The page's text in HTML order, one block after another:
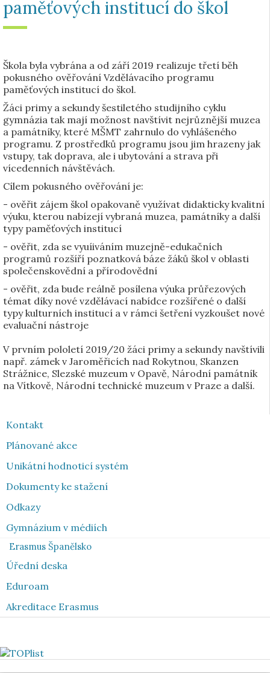
paměťových institucí do škol
Škola byla vybrána a od září 2019 realizuje třetí běh
pokusného ověřování Vzdělávacího programu
paměťových institucí do škol.
Žáci primy a sekundy šestiletého studijního cyklu
gymnázia tak mají možnost navštívit nejrůznější muzea
a památníky, které MŠMT zahrnulo do vyhlášeného
programu. Z prostředků programu jsou jim hrazeny jak
vstupy, tak doprava, ale i ubytování a strava při
vícedenních návštěvách.
Cílem pokusného ověřování je:
- ověřit zájem škol opakovaně využívat didakticky kvalitní
výuku, kterou nabízejí vybraná muzea, památníky a další
typy paměťových institucí
- ověřit, zda se vyuíiváním muzejně-edukačních
programů rozšíří poznatková báze žáků škol v oblasti
společenskovědní a přírodovědní
- ověřit, zda bude reálně posílena výuka průřezových
témat díky nové vzdělávací nabídce rozšířené o další
typy kulturních institucí a v rámci šetření vyzkoušet nové
evaluační nástroje
V prvním pololetí 2019/20 žáci primy a sekundy navštívili
např. zámek v Jaroměřicích nad Rokytnou, Skanzen
Strážnice, Slezské muzeum v Opavě, Národní památník
na Vítkově, Národní technické muzeum v Praze a další.
Kontakt
Plánované akce
Unikátní hodnoticí systém
Dokumenty ke stažení
Odkazy
Gymnázium v médiích
Erasmus Španělsko
Úřední deska
Eduroam
Akreditace Erasmus